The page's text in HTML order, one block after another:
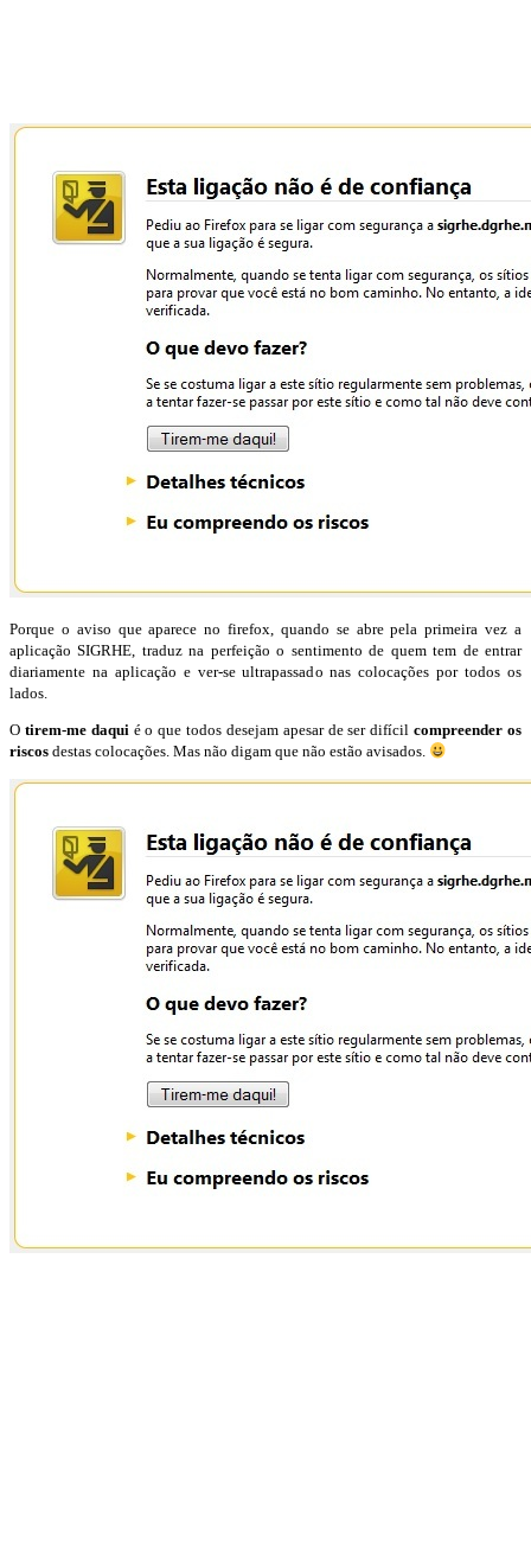
Porque o aviso que aparece no firefox, quando se abre pela primeira vez a
aplicação SIGRHE, traduz na perfeição o sentimento de quem tem de entrar
diariamente na aplicação e ver-se ultrapassado nas colocações por todos os
lados.
O tirem-me daquié o que todos desejam apesar de ser difícilcompreender os
riscos destas colocações. Mas não digam que não estão avisados.